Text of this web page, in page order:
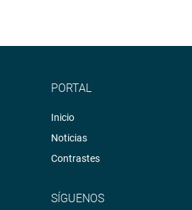
PORTAL
Inicio
Noticias
Contrastes
SÍGUENOS